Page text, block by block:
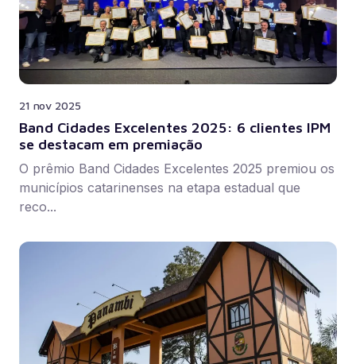
21 nov 2025
Band Cidades Excelentes 2025: 6 clientes IPM
se destacam em premiação
O prêmio Band Cidades Excelentes 2025 premiou os
municípios catarinenses na etapa estadual que
reco...